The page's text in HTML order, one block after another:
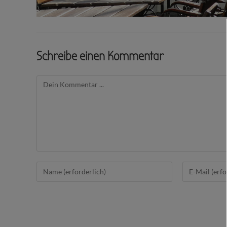
Schreibe einen Kommentar